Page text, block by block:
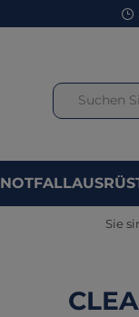
Sie